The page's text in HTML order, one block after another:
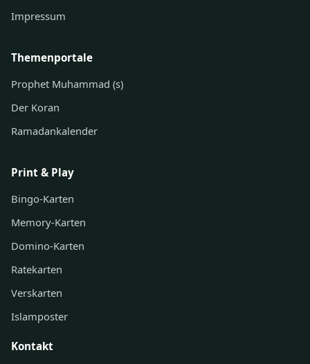
Impressum
Themenportale
Prophet Muhammad (s)
Der Koran
Ramadankalender
Print & Play
Bingo-Karten
Memory-Karten
Domino-Karten
Ratekarten
Verskarten
Islamposter
Kontakt